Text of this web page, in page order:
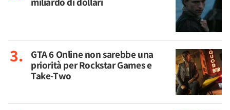
GTA 6 Online non sarebbe una
priorità per Rockstar Games e
Take-Two